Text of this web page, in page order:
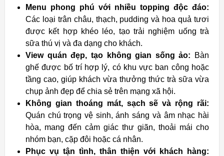
Menu phong phú với nhiều topping độc đáo:
Các loại trân châu, thạch, pudding và hoa quả tươi
được kết hợp khéo léo, tạo trải nghiệm uống trà
sữa thú vị và đa dạng cho khách.
View quán đẹp, tạo không gian sống ảo: Bàn
ghế được bố trí hợp lý, có khu vực ban công hoặc
tầng cao, giúp khách vừa thưởng thức trà sữa vừa
chụp ảnh đẹp để chia sẻ trên mạng xã hội.
Không gian thoáng mát, sạch sẽ và rộng rãi:
Quán chú trọng vệ sinh, ánh sáng và âm nhạc hài
hòa, mang đến cảm giác thư giãn, thoải mái cho
nhóm bạn, cặp đôi hoặc cá nhân.
Phục vụ tận tình, thân thiện với khách hàng: